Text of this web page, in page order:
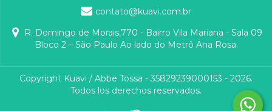
contato@kuavi.com.br
R. Domingo de Morais,770 - Bairro Vila Mariana - Sala 09
Bloco 2 – São Paulo Ao lado do Metrô Ana Rosa.
Copyright Kuavi / Abbe Tossa - 35829239000153 - 2026.
Todos los derechos reservados.